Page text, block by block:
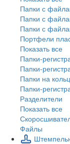
Папки с
Папки с
Папки с
Портфели
Показать все
Папки-
Папки-
Папки на
Папки-
Разделители
Показать все
Файлы